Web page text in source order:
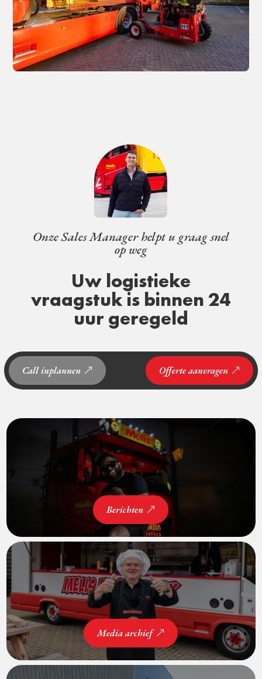
Onze Sales Manager helpt u graag snel
op weg
Uw logistieke
vraagstuk is binnen 24
uur geregeld
Call inplannen Offerte aanvragen
Berichten
Media archief